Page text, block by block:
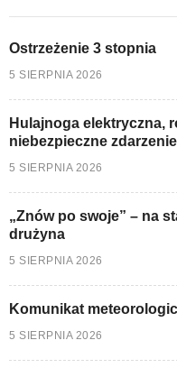
Ostrzeżenie 3 stopnia
5 SIERPNIA 2026
Hulajnoga elektryczna,
niebezpieczne
5 SIERPNIA 2026
„Znów po swoje” – na
drużyna
5 SIERPNIA 2026
Komunikat
5 SIERPNIA 2026